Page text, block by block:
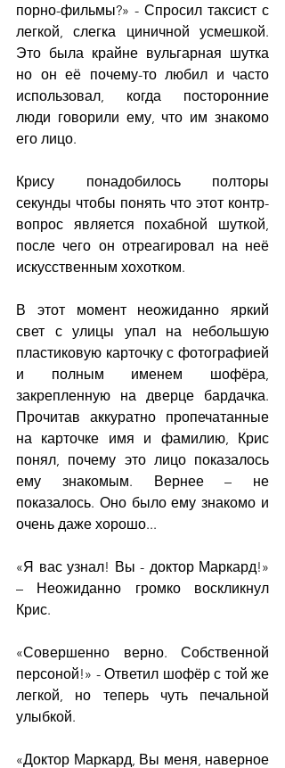
порно-фильмы?» - Спросил таксист с
легкой, слегка циничной усмешкой.
Это была крайне вульгарная шутка
но он её почему-то любил и часто
использовал, когда посторонние
люди говорили ему, что им знакомо
его лицо.
Крису понадобилось полторы
секунды чтобы понять что этот контр-
вопрос является похабной шуткой,
после чего он отреагировал на неё
искусственным хохотком.
В этот момент неожиданно яркий
свет с улицы упал на небольшую
пластиковую карточку с фотографией
и полным именем шофёра,
закрепленную на дверце бардачка.
Прочитав аккуратно пропечатанные
на карточке имя и фамилию, Крис
понял, почему это лицо показалось
ему знакомым. Вернее – не
показалось. Оно было ему знакомо и
очень даже хорошо...
«Я вас узнал! Вы - доктор Маркард!»
– Неожиданно громко воскликнул
Крис.
«Совершенно верно. Собственной
персоной!» - Ответил шофёр с той же
легкой, но теперь чуть печальной
улыбкой.
«Доктор Маркард, Вы меня, наверное